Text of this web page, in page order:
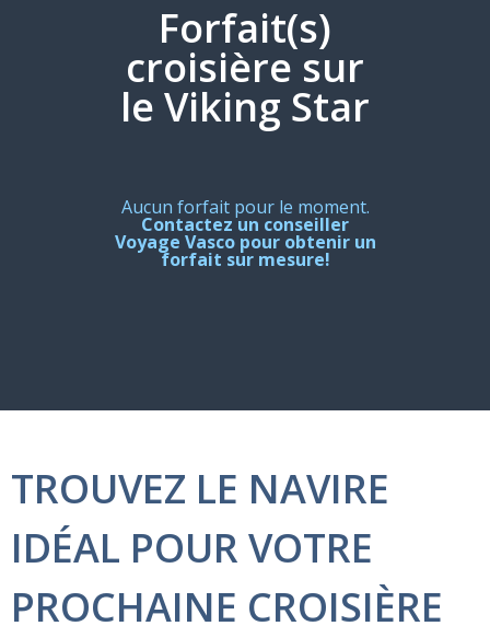
Forfait(s)
croisière sur
le Viking Star
Aucun forfait pour le moment.
Contactez un conseiller
Voyage Vasco pour obtenir un
forfait sur mesure!
TROUVEZ LE NAVIRE
IDÉAL POUR VOTRE
PROCHAINE CROISIÈRE